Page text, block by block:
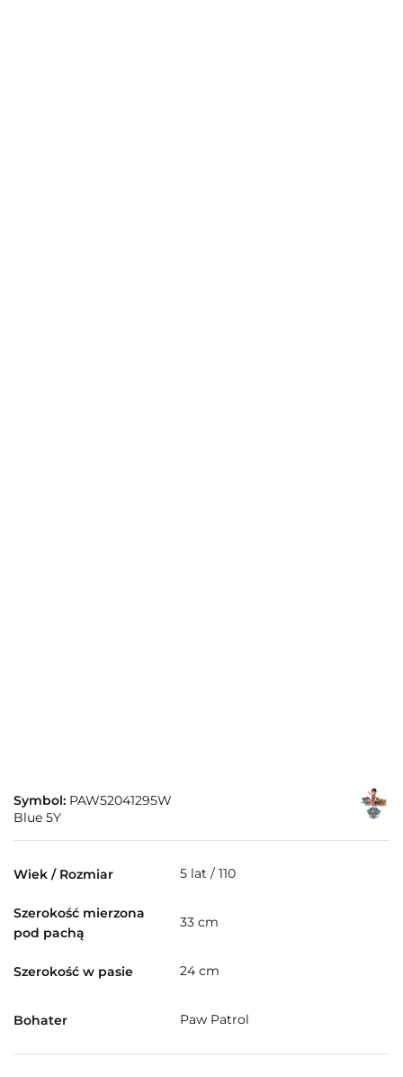
Symbol: PAW52041295W
Blue 5Y
Wiek / Rozmiar 5 lat / 110
Szerokość mierzona
pod pachą
33 cm
Szerokość w pasie 24 cm
Bohater Paw Patrol